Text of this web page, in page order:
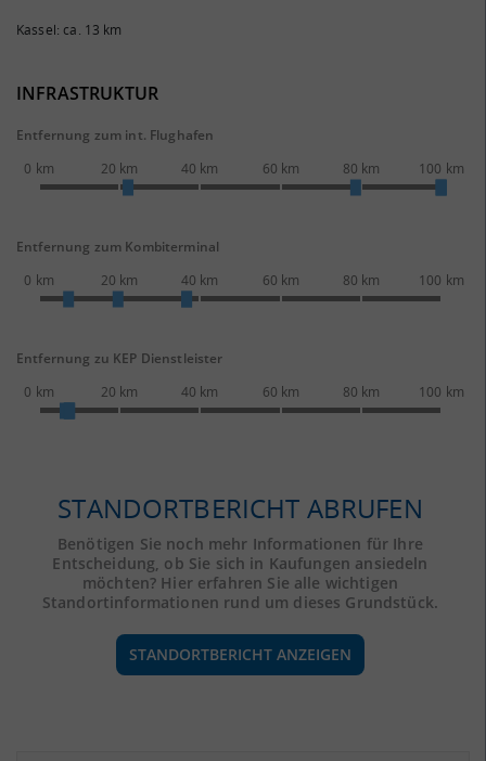
Kassel: ca. 13 km
INFRASTRUKTUR
Entfernung zum int. Flughafen
0 km
20 km 40 km 60 km 80 km 100 km
Entfernung zum Kombiterminal
0 km
20 km 40 km 60 km 80 km 100 km
Entfernung zu KEP Dienstleister
0 km
20 km 40 km 60 km 80 km 100 km
STANDORTBERICHT ABRUFEN
Benötigen Sie noch mehr Informationen für Ihre
Entscheidung, ob Sie sich in Kaufungen ansiedeln
möchten? Hier erfahren Sie alle wichtigen
Standortinformationen rund um dieses Grundstück.
STANDORTBERICHT ANZEIGEN